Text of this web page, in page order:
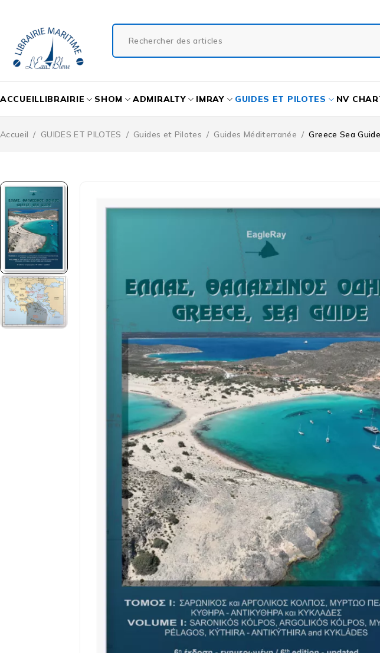
ACCUEILLIBRAIRIE SHOM ADMIRALTY IMRAY GUIDES ET PILOTES NV
Accueil / GUIDES ET PILOTES / Guides et Pilotes / Guides Méditerranée / Greece Sea